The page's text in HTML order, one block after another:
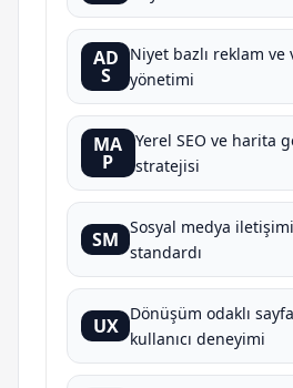
AD
S
Niyet bazlı reklam
yönetimi
MA
P
Yerel SEO ve harita
stratejisi
SM
Sosyal medya
standardı
UX
Dönüşüm odaklı
kullanıcı deneyimi